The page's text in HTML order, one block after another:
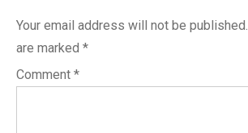
Your email address will not be published.
are marked *
Comment *